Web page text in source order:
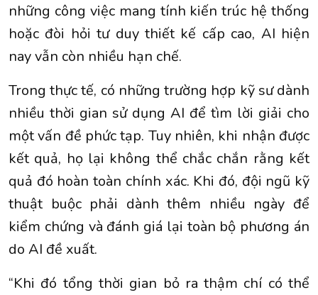
những công việc mang tính kiến trúc hệ thống
hoặc đòi hỏi tư duy thiết kế cấp cao, AI hiện
nay vẫn còn nhiều hạn chế.
Trong thực tế, có những trường hợp kỹ sư dành
nhiều thời gian sử dụng AI để tìm lời giải cho
một vấn đề phức tạp. Tuy nhiên, khi nhận được
kết quả, họ lại không thể chắc chắn rằng kết
quả đó hoàn toàn chính xác. Khi đó, đội ngũ kỹ
thuật buộc phải dành thêm nhiều ngày để
kiểm chứng và đánh giá lại toàn bộ phương án
do AI đề xuất.
“Khi đó tổng thời gian bỏ ra thậm chí có thể